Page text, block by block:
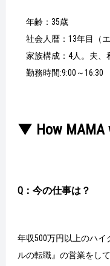
年齢：35歳
社会人暦：13年目（エ
家族構成：4人。夫、
勤務時間:9:00～16:30
▼ How MAMA
Q：今の仕事は？
年収500万円以上のハ
ルの転職』の営業をし